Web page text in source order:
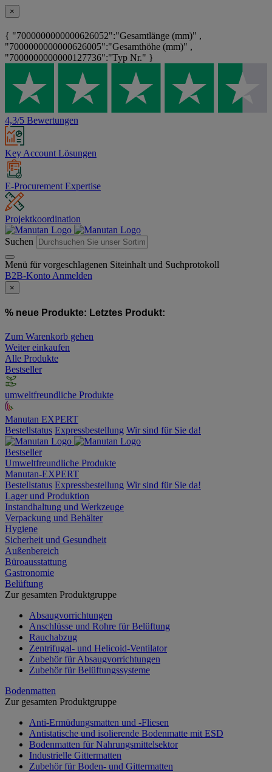
×
{ "7000000000000626052":"Gesamtlänge (mm)" ,
"7000000000000626005":"Gesamthöhe (mm)" ,
"7000000000000127736":"Typ Nr." }
4,3/5 Bewertungen
Key Account Lösungen
E-Procurement Expertise
Projektkoordination
Suchen
Menü für vorgeschlagenen Siteinhalt und Suchprotokoll
B2B-Konto Anmelden
×
% neue Produkte: Letztes Produkt:
Zum Warenkorb gehen
Weiter einkaufen
Alle Produkte
Bestseller
umweltfreundliche Produkte
Manutan EXPERT
Bestellstatus Expressbestellung Wir sind für Sie da!
Bestseller
Umweltfreundliche Produkte
Manutan-EXPERT
Bestellstatus Expressbestellung Wir sind für Sie da!
Lager und Produktion
Instandhaltung und Werkzeuge
Verpackung und Behälter
Hygiene
Sicherheit und Gesundheit
Außenbereich
Büroausstattung
Gastronomie
Belüftung
Zur gesamten Produktgruppe
Absaugvorrichtungen
Anschlüsse und Rohre für Belüftung
Rauchabzug
Zentrifugal- und Helicoid-Ventilator
Zubehör für Absaugvorrichtungen
Zubehör für Belüftungssysteme
Bodenmatten
Zur gesamten Produktgruppe
Anti-Ermüdungsmatten und -Fliesen
Antistatische und isolierende Bodenmatte mit ESD
Bodenmatten für Nahrungsmittelsektor
Industrielle Gittermatten
Zubehör für Boden- und Gittermatten